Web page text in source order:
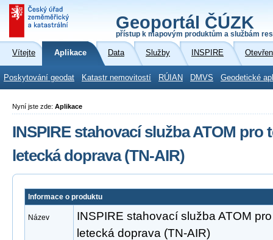
Geoportál ČÚZK
přístup k mapovým produktům a službám
Vítejte Aplikace Data Služby INSPIRE
Poskytování geodat Katastr nemovitostí RÚIAN DMVS Geodetické
Nyní jste zde: Aplikace
INSPIRE stahovací služba ATOM pro
letecká doprava (TN-AIR)
Informace o produktu
Název
INSPIRE stahovací služba ATOM
letecká doprava (TN-AIR)